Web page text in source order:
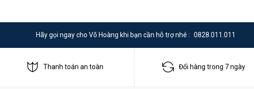
Hãy gọi ngay cho Võ Hoàng khi bạn cần hỗ trợ nhé : 0828.011.011
Thanh toán an toàn Đổi hàng trong 7 ngày